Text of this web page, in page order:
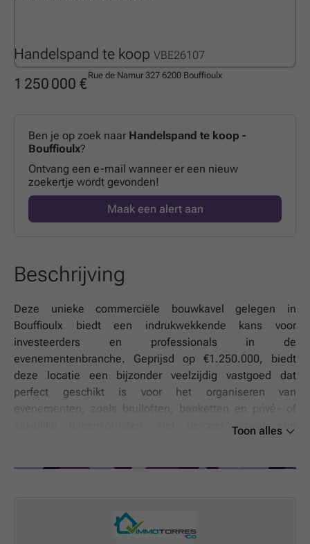
Handelspand te koop VBE26107
1 250 000 €
Rue de Namur 327 6200 Bouffioulx
Ben je op zoek naar Handelspand te koop -
Bouffioulx?
Ontvang een e-mail wanneer er een nieuw
zoekertje wordt gevonden!
Maak een alert aan
Beschrijving
Deze unieke commerciële bouwkavel gelegen in
Bouffioulx biedt een indrukwekkende kans voor
investeerders en professionals in de
evenementenbranche. Geprijsd op €1.250.000, biedt
deze locatie een bijzonder veelzijdig vastgoed dat
perfect geschikt is voor het organiseren van
evenementen, zoals bruiloften, banketten en privé- of
zakelijke bijeenkomsten. Het perceel omvat een
meerdere tuinen en terrassen die een aantrekkelijke
Toon alles